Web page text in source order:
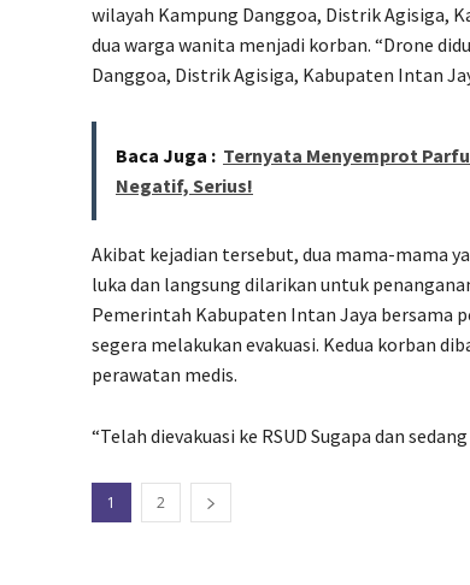
wilayah Kampung Danggoa, Distrik Agisiga,
dua warga wanita menjadi korban. “Drone
Danggoa, Distrik Agisiga, Kabupaten Intan
Baca Juga : Ternyata Menyemprot
Negatif, Serius!
Akibat kejadian tersebut, dua mama-mama
luka dan langsung dilarikan untuk
Pemerintah Kabupaten Intan Jaya bersama
segera melakukan evakuasi. Kedua korban
perawatan medis.
“Telah dievakuasi ke RSUD Sugapa dan
1 2